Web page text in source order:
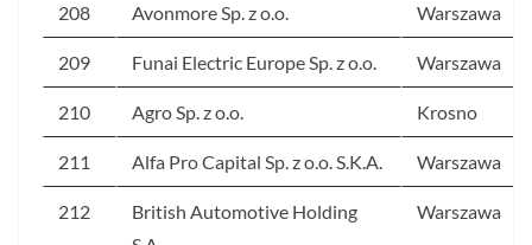
208 Avonmore Sp. z o.o. Warszawa
209 Funai Electric Europe Sp. z o.o. Warszawa
210 Agro Sp. z o.o. Krosno
211 Alfa Pro Capital Sp. z o.o. S.K.A. Warszawa
212
British Automotive Holding
Warszawa